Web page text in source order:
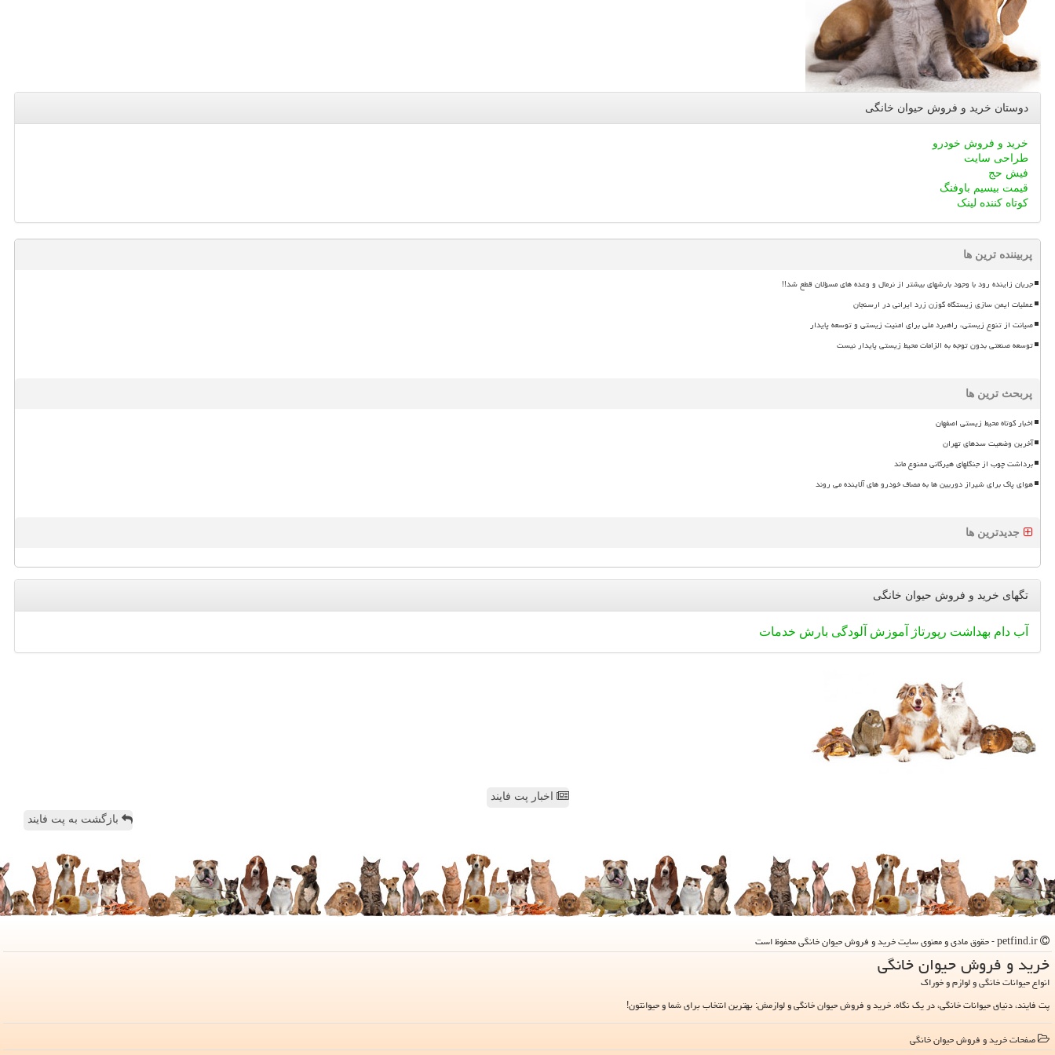
دوستان خرید و فروش حیوان خانگی
خرید و فروش خودرو
طراحی سایت
فیش حج
قیمت بیسیم باوفنگ
کوتاه کننده لینک
پربیننده ترین ها
جریان زاینده رود با وجود بارشهای بیشتر از نرمال و وعده های مسؤلان قطع شد!!
عملیات ایمن سازی زیستگاه گوزن زرد ایرانی در ارسنجان
صیانت از تنوع زیستی، راهبرد ملی برای امنیت زیستی و توسعه پایدار
توسعه صنعتی بدون توجه به الزامات محیط زیستی پایدار نیست
پربحث ترین ها
اخبار کوتاه محیط زیستی اصفهان
آخرین وضعیت سدهای تهران
برداشت چوب از جنگلهای هیرکانی ممنوع ماند
هوای پاک برای شیراز دوربین ها به مصاف خودرو های آلاینده می روند
جدیدترین ها
تگهای خرید و فروش حیوان خانگی
آب دام بهداشت رپورتاژ آموزش آلودگی بارش خدمات
اخبار پت فایند
بازگشت به پت فایند
خرید و فروش حیوان خانگی
انواع حیوانات خانگی و لوازم و خوراک
پت فایند، دنیای حیوانات خانگی، در یک نگاه. خرید و فروش حیوان خانگی و لوازمش: بهترین انتخاب برای شما و حیوانتون!
صفحات خرید و فروش حیوان خانگی